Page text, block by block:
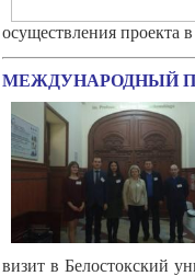
осуществления
МЕЖДУНАРОДНЫЙ
визит в Белостокский